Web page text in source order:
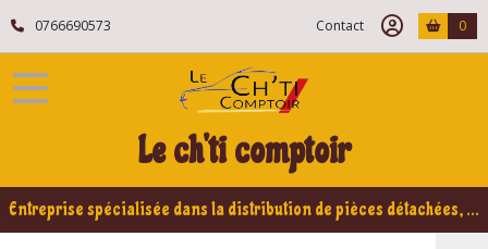
0766690573 Contact 0
Le ch'ti comptoir
Entreprise spécialisée dans la distribution de pièces détachées, refabrication pour voitures Yountimers Peugeot 205 GTI, 309 GTI - GTI16
Fermer
FILTRES
Citroën
VISA